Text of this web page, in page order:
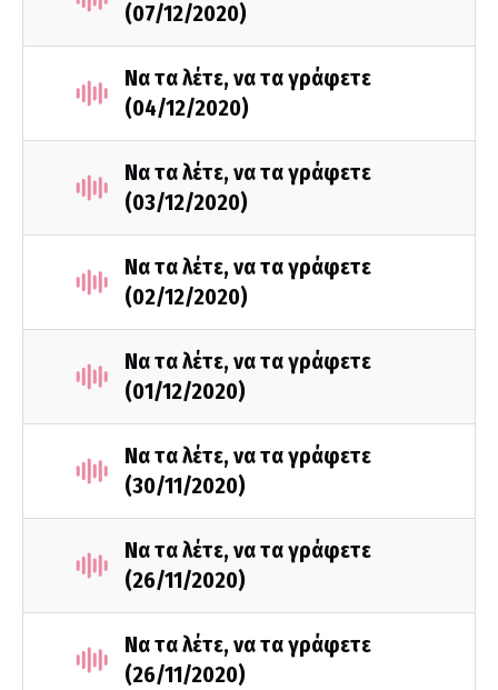
(07/12/2020)
Να τα λέτε, να τα γράφετε
(04/12/2020)
Να τα λέτε, να τα γράφετε
(03/12/2020)
Να τα λέτε, να τα γράφετε
(02/12/2020)
Να τα λέτε, να τα γράφετε
(01/12/2020)
Να τα λέτε, να τα γράφετε
(30/11/2020)
Να τα λέτε, να τα γράφετε
(26/11/2020)
Να τα λέτε, να τα γράφετε
(26/11/2020)